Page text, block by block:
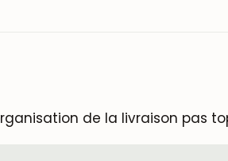
de la livraison pas